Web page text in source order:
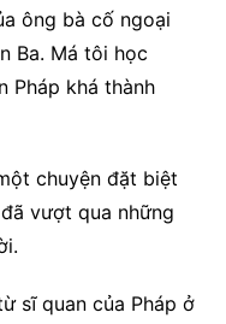
ông bà cố ngoại
Ba. Má tôi học
Pháp khá thành
chuyện đặt biệt
vượt qua những
sĩ quan của Pháp ở